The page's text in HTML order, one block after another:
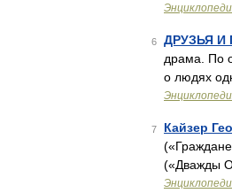
6 ДРУЗЬЯ И
драма. По
о людях
7 Кайзер
(«Дважды